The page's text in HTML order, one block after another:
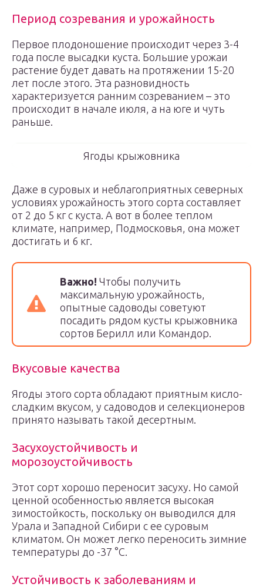
Период созревания и урожайность
Первое плодоношение происходит через 3-4
года после высадки куста. Большие урожаи
растение будет давать на протяжении 15-20
лет после этого. Эта разновидность
характеризуется ранним созреванием – это
происходит в начале июля, а на юге и чуть
раньше.
Ягоды крыжовника
Даже в суровых и неблагоприятных северных
условиях урожайность этого сорта составляет
от 2 до 5 кг с куста. А вот в более теплом
климате, например, Подмосковья, она может
достигать и 6 кг.
Важно! Чтобы получить
максимальную урожайность,
опытные садоводы советуют
посадить рядом кусты крыжовника
сортов Берилл или Командор.
Вкусовые качества
Ягоды этого сорта обладают приятным кисло-
сладким вкусом, у садоводов и селекционеров
принято называть такой десертным.
Засухоустойчивость и
морозоустойчивость
Этот сорт хорошо переносит засуху. Но самой
ценной особенностью является высокая
зимостойкость, поскольку он выводился для
Урала и Западной Сибири с ее суровым
климатом. Он может легко переносить зимние
температуры до -37 °С.
Устойчивость к заболеваниям и